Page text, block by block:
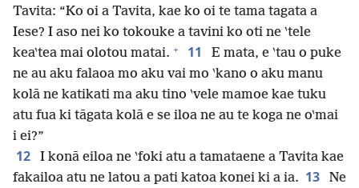
Tavita: “Ko oi a Tavita, kae ko oi te tama tagata a
Iese? I aso nei ko tokouke a tavini ko oti ne ‵tele
kea‵tea mai olotou matai. + 11
E mata, e ‵tau o puke
ne au aku falaoa mo aku vai mo ‵kano o aku manu
kolā ne katikati ma aku tino ‵vele mamoe kae tuku
atu fua ki tāgata kolā e se iloa ne au te koga ne o‵mai
i ei?”
12
I konā eiloa ne ‵foki atu a tamataene a Tavita kae
fakailoa atu ne latou a pati katoa konei ki a ia. 13
Ne